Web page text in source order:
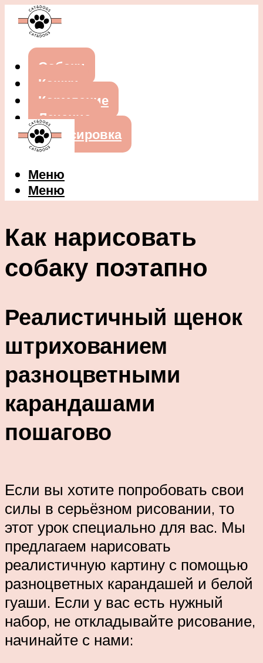
Собаки
Кошки
Кормление
Лечение
Дрессировка
Меню
Меню
Как нарисовать
собаку поэтапно
Реалистичный щенок
штрихованием
разноцветными
карандашами
пошагово
Если вы хотите попробовать свои
силы в серьёзном рисовании, то
этот урок специально для вас. Мы
предлагаем нарисовать
реалистичную картину с помощью
разноцветных карандашей и белой
гуаши. Если у вас есть нужный
набор, не откладывайте рисование,
начинайте с нами: